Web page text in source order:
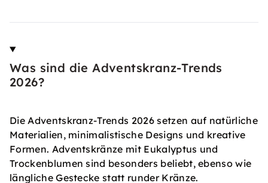
Was sind die Adventskranz-Trends
2026?
Die Adventskranz-Trends 2026 setzen auf natürliche
Materialien, minimalistische Designs und kreative
Formen. Adventskränze mit Eukalyptus und
Trockenblumen sind besonders beliebt, ebenso wie
längliche Gestecke statt runder Kränze.